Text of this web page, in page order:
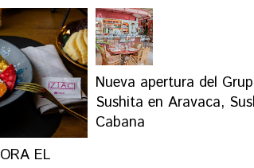
EL
Nueva apertura del
Sushita en Aravaca,
Cabana